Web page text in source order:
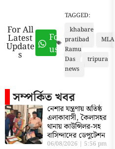
For All
Latest
Update
s
Follow
us
TAGGED:
khabare
pratibad
MLA
Ramu
Das
tripura
news
সম্পর্কিত খবর
নেশার যন্ত্রণায় অতিষ্ঠ
এলাকাবাসী, কৈলাসহর
থানায় কাউন্সিলর-সহ
বাসিন্দাদের ডেপুটেশন
06/08/2026 5:56 pm